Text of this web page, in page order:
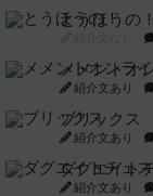
とうほうの！
メメントオ
紹介文あり
ブリックス
紹介文あり
ダグエイト
紹介文あり